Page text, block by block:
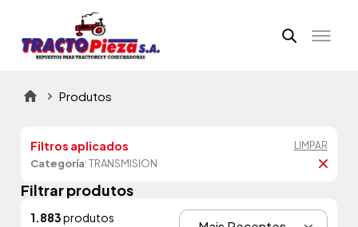
Produtos
Filtros aplicados LIMPAR
Categoría: TRANSMISION
Filtrar produtos
1.883produtos